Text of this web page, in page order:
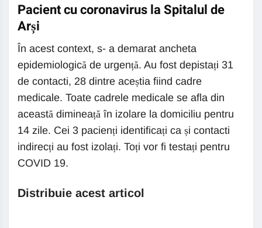
Pacient cu coronavirus la Spitalul de
Arși
În acest context, s- a demarat ancheta
epidemiologică de urgență. Au fost depistați 31
de contacti, 28 dintre aceștia fiind cadre
medicale. Toate cadrele medicale se afla din
această dimineață în izolare la domiciliu pentru
14 zile. Cei 3 pacienți identificați ca și contacti
indirecți au fost izolați. Toți vor fi testați pentru
COVID 19.
Distribuie acest articol